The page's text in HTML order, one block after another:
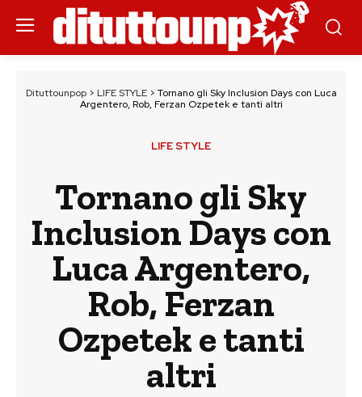
Dituttounpop> LIFE STYLE> Tornano gli Sky Inclusion Days con Luca
Argentero, Rob, Ferzan Ozpetek e tanti altri
LIFE STYLE
Tornano gli Sky
Inclusion Days con
Luca Argentero,
Rob, Ferzan
Ozpetek e tanti
altri